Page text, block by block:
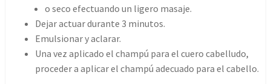
o seco efectuando un ligero masaje.
Dejar actuar durante 3 minutos.
Emulsionar y aclarar.
Una vez aplicado el champú para el cuero cabelludo,
proceder a aplicar el champú adecuado para el cabello.